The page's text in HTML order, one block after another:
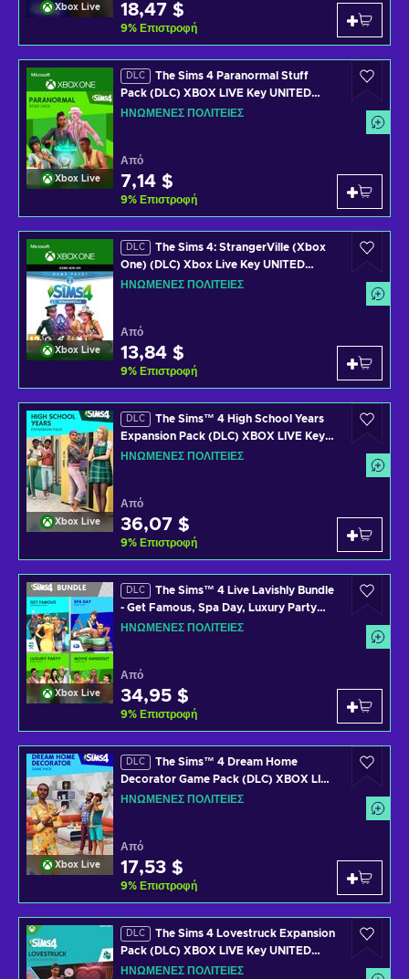
Xbox Live 18,47 $
9% Επιστροφή
Xbox Live
DLC
The Sims 4 Paranormal Stuff
Pack (DLC) XBOX LIVE Key UNITED
STATES
ΗΝΩΜΈΝΕΣ ΠΟΛΙΤΕΊΕΣ
Από
7,14 $
9% Επιστροφή
Xbox Live
DLC
The Sims 4: StrangerVille (Xbox
One) (DLC) Xbox Live Key UNITED
STATES
ΗΝΩΜΈΝΕΣ ΠΟΛΙΤΕΊΕΣ
Από
13,84 $
9% Επιστροφή
Xbox Live
DLC
The Sims™ 4 High School Years
Expansion Pack (DLC) XBOX LIVE Key
UNITED STATES
ΗΝΩΜΈΝΕΣ ΠΟΛΙΤΕΊΕΣ
Από
36,07 $
9% Επιστροφή
Xbox Live
DLC
The Sims™ 4 Live Lavishly Bundle
- Get Famous, Spa Day, Luxury Party
Stuff, Movie Hangout Stuff (DLC) XBOX
ΗΝΩΜΈΝΕΣ ΠΟΛΙΤΕΊΕΣ
Από
34,95 $
9% Επιστροφή
Xbox Live
DLC
The Sims™ 4 Dream Home
Decorator Game Pack (DLC) XBOX LIVE
Key UNITED STATES
ΗΝΩΜΈΝΕΣ ΠΟΛΙΤΕΊΕΣ
Από
17,53 $
9% Επιστροφή
DLC
The Sims 4 Lovestruck Expansion
Pack (DLC) XBOX LIVE Key UNITED
STATES
ΗΝΩΜΈΝΕΣ ΠΟΛΙΤΕΊΕΣ